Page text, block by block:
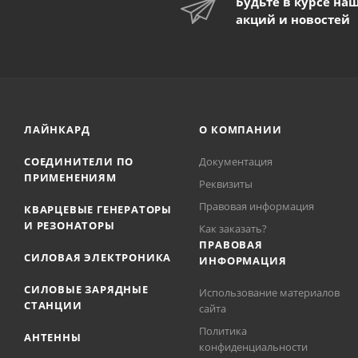
акций и новостей
ЛАЙНКАРД
СОЕДИНИТЕЛИ ПО
ПРИМЕНЕНИЯМ
КВАРЦЕВЫЕ ГЕНЕРАТОРЫ
И РЕЗОНАТОРЫ
СИЛОВАЯ ЭЛЕКТРОНИКА
СИЛОВЫЕ ЗАРЯДНЫЕ
СТАНЦИИ
АНТЕННЫ
О КОМПАНИИ
Документация
Реквизиты
Правовая информация
Как заказать?
ПРАВОВАЯ
ИНФОРМАЦИЯ
Использование материалов
сайта
Политика
конфиденциальности